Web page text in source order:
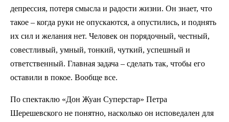
депрессия, потеря смысла и радости жизни. Он знает, что
такое – когда руки не опускаются, а опустились, и поднять
их сил и желания нет. Человек он порядочный, честный,
совестливый, умный, тонкий, чуткий, успешный и
ответственный. Главная задача – сделать так, чтобы его
оставили в покое. Вообще все.
По спектаклю «Дон Жуан Суперстар» Петра
Шерешевского не понятно, насколько он исповедален для